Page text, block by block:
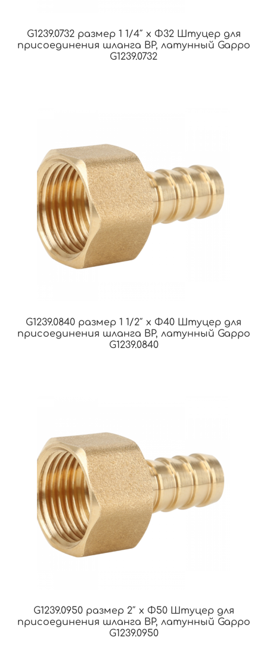
G1239.0732 размер 1 1/4″ x Φ32 Штуцер для
присоединения шланга ВР, латунный Gappo
G1239.0732
G1239.0840 размер 1 1/2″ x Φ40 Штуцер для
присоединения шланга ВР, латунный Gappo
G1239.0840
G1239.0950 размер 2″ x Φ50 Штуцер для
присоединения шланга ВР, латунный Gappo
G1239.0950